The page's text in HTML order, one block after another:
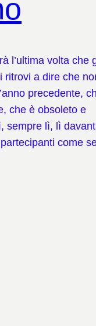
l’ultima volta che
ritrovi a dire che
precedente,
che è obsoleto e
sempre lì, lì
come